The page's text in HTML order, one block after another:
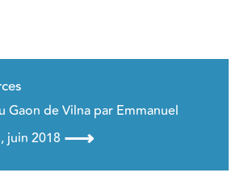
Gaon de Vilna par Emmanuel
juin 2018 ⟶